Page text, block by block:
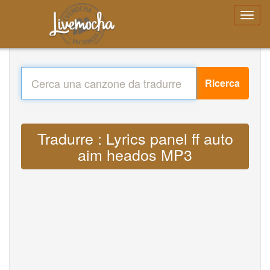
Ricerca
Tradurre : Lyrics panel ff auto
aim heados MP3